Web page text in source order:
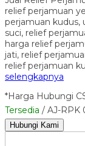
relief perjamuan
perjamuan kudus,
suci, relief
harga relief
jati, relief
relief perjamuan
selengkapnya
*Harga Hubungi
Tersedia / AJ-RPK
Hubungi Kami